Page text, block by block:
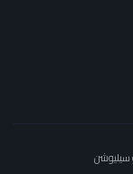
سيليوشن